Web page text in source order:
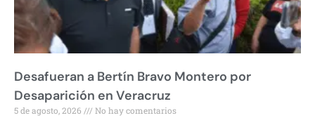
Desafueran a Bertín Bravo Montero por
Desaparición en Veracruz
5 de agosto, 2026 No hay comentarios